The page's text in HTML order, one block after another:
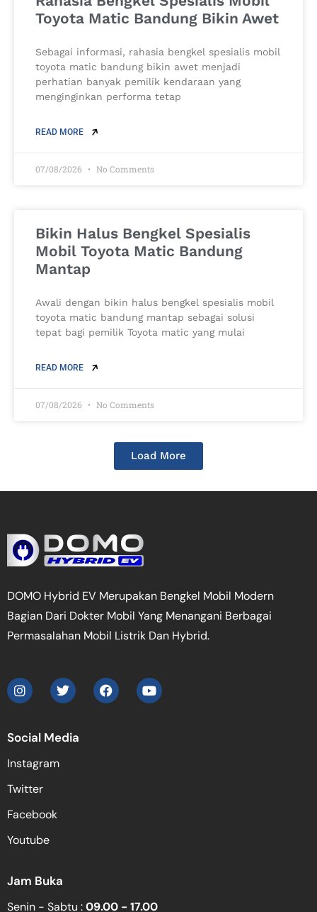
Toyota Matic Bandung Bikin Awet
Sebagai informasi, rahasia bengkel spesialis mobil
toyota matic bandung bikin awet menjadi
perhatian banyak pemilik kendaraan yang
menginginkan performa tetap
READ MORE
07/08/2026 No Comments
Bikin Halus Bengkel Spesialis
Mobil Toyota Matic Bandung
Mantap
Awali dengan bikin halus bengkel spesialis mobil
toyota matic bandung mantap sebagai solusi
tepat bagi pemilik Toyota matic yang mulai
READ MORE
07/08/2026 No Comments
Load More
DOMO Hybrid EV Merupakan Bengkel Mobil Modern
Bagian Dari Dokter Mobil Yang Menangani Berbagai
Permasalahan Mobil Listrik Dan Hybrid.
Social Media
Instagram
Twitter
Facebook
Youtube
Jam Buka
Senin - Sabtu :09.00 - 17.00